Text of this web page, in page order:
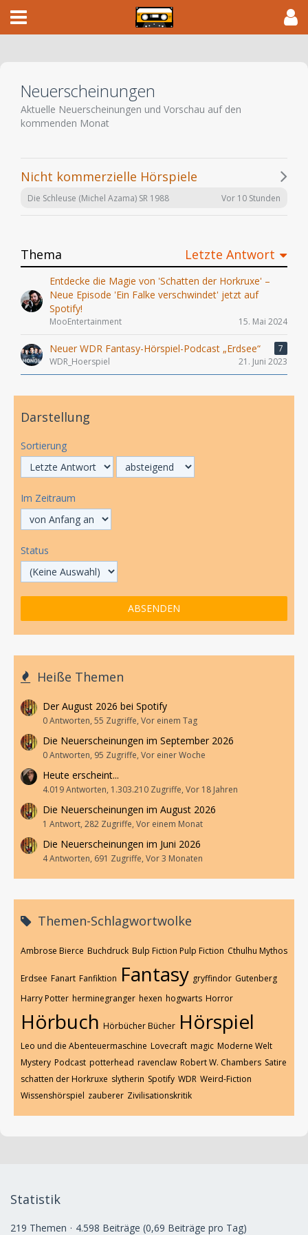
Neuerscheinungen
Aktuelle Neuerscheinungen und Vorschau auf den
kommenden Monat
Nicht kommerzielle Hörspiele
Die Schleuse (Michel Azama) SR 1988 Vor 10 Stunden
Thema Letzte Antwort
Entdecke die Magie von 'Schatten der Horkruxe' –
Neue Episode 'Ein Falke verschwindet' jetzt auf
Spotify!
MooEntertainment 15. Mai 2024
Neuer WDR Fantasy-Hörspiel-Podcast „Erdsee“​
7
WDR_Hoerspiel
21. Juni 2023
Darstellung
Sortierung
Im Zeitraum
Status
Heiße Themen
Der August 2026 bei Spotify
0 Antworten, 55 Zugriffe, Vor einem Tag
Die Neuerscheinungen im September 2026
0 Antworten, 95 Zugriffe, Vor einer Woche
Heute erscheint...
4.019 Antworten, 1.303.210 Zugriffe, Vor 18 Jahren
Die Neuerscheinungen im August 2026
1 Antwort, 282 Zugriffe, Vor einem Monat
Die Neuerscheinungen im Juni 2026
4 Antworten, 691 Zugriffe, Vor 3 Monaten
Themen-Schlagwortwolke
Ambrose Bierce Buchdruck Bulp Fiction Pulp Fiction Cthulhu Mythos
Erdsee Fanart Fanfiktion Fantasy gryffindor Gutenberg
Harry Potter herminegranger hexen hogwarts Horror
Hörbuch Hörbücher Bücher Hörspiel
Leo und die Abenteuermaschine Lovecraft magic Moderne Welt
Mystery Podcast potterhead ravenclaw Robert W. Chambers Satire
schatten der Horkruxe slytherin Spotify WDR Weird-Fiction
Wissenshörspiel zauberer Zivilisationskritik
Statistik
219 Themen 4.598 Beiträge (0,69 Beiträge pro Tag)